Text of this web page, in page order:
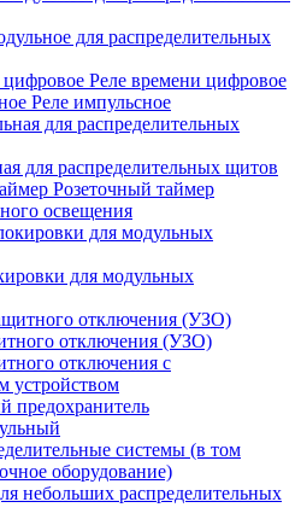
для распределительных
Реле времени цифровое
Реле импульсное
для распределительных щитов
Розеточный таймер
освещения
для модульных
отключения (УЗО)
отключения с
устройством
предохранитель
системы (в том
оборудование)